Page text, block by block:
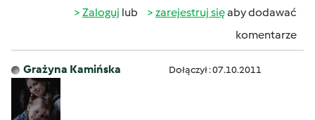
Zaloguj lub zarejestruj sięaby dodawać
komentarze
Grażyna Kamińska Dołączył : 07.10.2011